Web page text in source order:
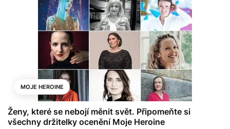
MOJE HEROINE
Ženy, které se nebojí měnit svět. Připomeňte si
všechny držitelky ocenění Moje Heroine